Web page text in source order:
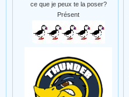
ce que je peux te la poser?
Présent